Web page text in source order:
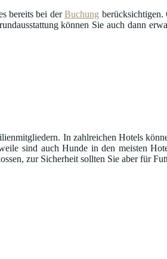
bereits bei derBuchung berücksichtigen.
können Sie auch dann
In zahlreichen Hotels
sind auch Hunde in den meisten
zur Sicherheit sollten Sie aber für